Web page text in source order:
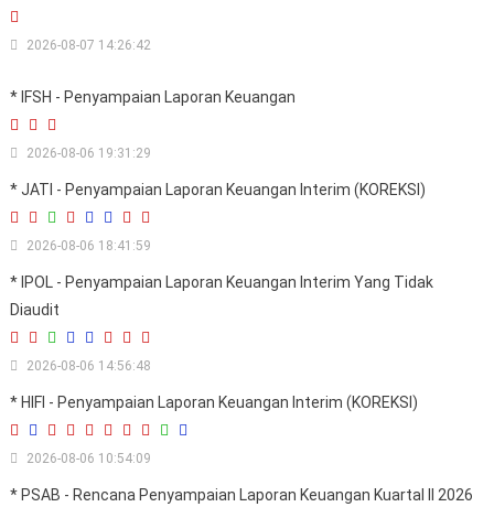
2026-08-07 14:26:42
* IFSH - Penyampaian Laporan Keuangan
2026-08-06 19:31:29
* JATI - Penyampaian Laporan Keuangan Interim (KOREKSI)
2026-08-06 18:41:59
* IPOL - Penyampaian Laporan Keuangan Interim Yang Tidak
Diaudit
2026-08-06 14:56:48
* HIFI - Penyampaian Laporan Keuangan Interim (KOREKSI)
2026-08-06 10:54:09
* PSAB - Rencana Penyampaian Laporan Keuangan Kuartal II 2026